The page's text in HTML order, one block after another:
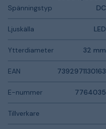
Spänningstyp
DC
Ljuskälla LED
Ytterdiameter 32 mm
EAN 7392971130163
E-nummer 7764035
Tillverkare